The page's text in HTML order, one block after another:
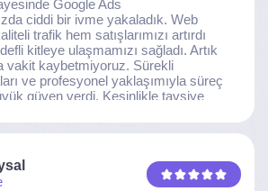
Google Ads
ciddi bir ivme yakaladık. Web
trafik hem satışlarımızı artırdı
kitleye ulaşmamızı sağladı. Artık
vakit kaybetmiyoruz. Sürekli
ve profesyonel yaklaşımıyla süreç
güven verdi. Kesinlikle tavsiye